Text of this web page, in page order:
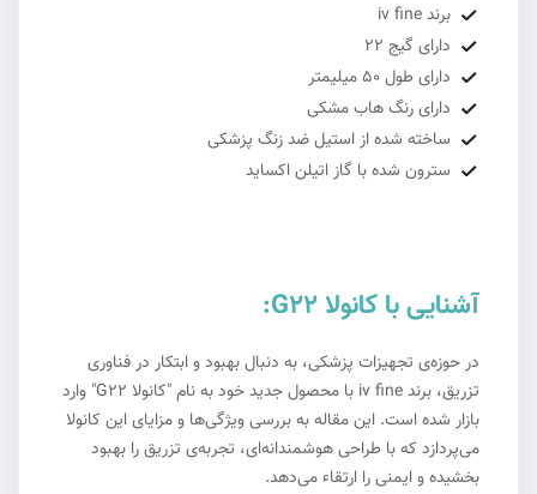
برند iv fine
دارای گیج 22
دارای طول 50 میلیمتر
دارای رنگ هاب مشکی
ساخته شده از استیل ضد زنگ پزشکی
سترون شده با گاز اتیلن اکساید
آشنایی با کانولا G22:
در حوزه‌ی تجهیزات پزشکی، به دنبال بهبود و ابتکار در فناوری
تزریق، برند iv fine با محصول جدید خود به نام "کانولا G22" وارد
بازار شده است. این مقاله به بررسی ویژگی‌ها و مزایای این کانولا
می‌پردازد که با طراحی هوشمندانه‌ای، تجربه‌ی تزریق را بهبود
بخشیده و ایمنی را ارتقاء می‌دهد.